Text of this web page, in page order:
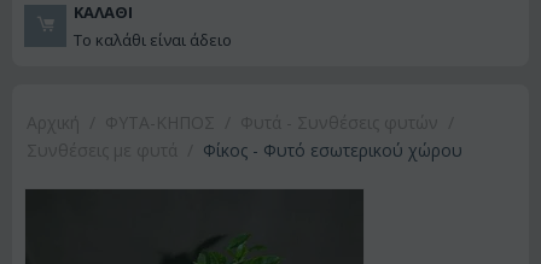
ΚΑΛΆΘΙ
Το καλάθι είναι άδειο
Φίκος - Φυτό εσωτερικού χώρου